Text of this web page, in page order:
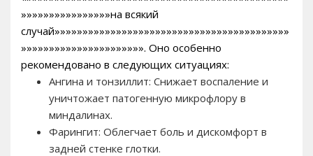
»»»»»»»»»»»»»»»»на всякий
случай»»»»»»»»»»»»»»»»»»»»»»»»»»»»»»»»»»»»»»»»»»
»»»»»»»»»»»»»»»»»»»»»». Оно особенно
рекомендовано в следующих ситуациях:
Ангина и тонзиллит: Снижает воспаление и
уничтожает патогенную микрофлору в
миндалинах.
Фарингит: Облегчает боль и дискомфорт в
задней стенке глотки.